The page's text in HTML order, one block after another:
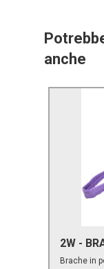
anche
2W -
Brache in